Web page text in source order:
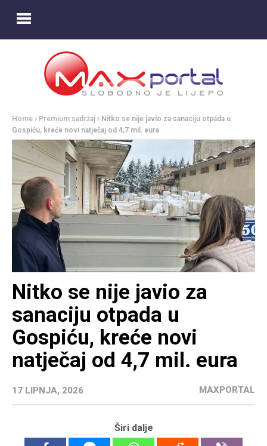
Home Premium sadržaj
Nitko se nije javio za sanaciju otpada u
Gospiću, kreće novi natječaj od 4,7 mil. eura
Nitko se nije javio za
sanaciju otpada u
Gospiću, kreće novi
natječaj od 4,7 mil. eura
17 LIPNJA, 2026 MAXPORTAL
Širi dalje